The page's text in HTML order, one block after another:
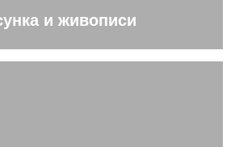
и живописи